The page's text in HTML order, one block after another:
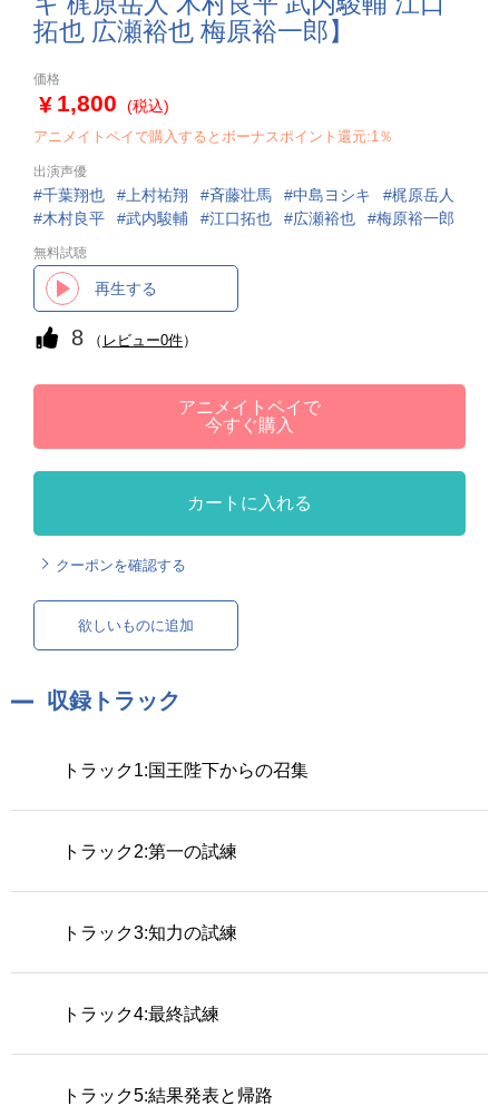
拓也 広瀬裕也 梅原裕一郎】
価格
1,800 (税込)
アニメイトペイで購入するとボーナスポイント還元:1％
出演声優
千葉翔也 上村祐翔 斉藤壮馬 中島ヨシキ
梶原岳人
木村良平
武内駿輔 江口拓也 広瀬裕也 梅原裕一郎
無料試聴
再生する
8 （ レビュー0件）
アニメイトペイで
今すぐ購入
カートに入れる
クーポンを確認する
欲しいものに追加
収録トラック
トラック1:国王陛下からの召集
トラック2:第一の試練
トラック3:知力の試練
トラック4:最終試練
トラック5:結果発表と帰路